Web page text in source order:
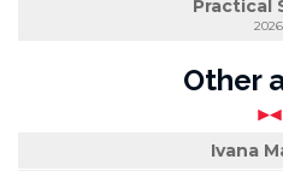
Practical
Other
Ivana